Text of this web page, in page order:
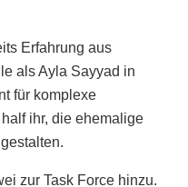
Erfahrung aus
als Ayla Sayyad in
für komplexe
ihr, die ehemalige
zur Task Force hinzu.